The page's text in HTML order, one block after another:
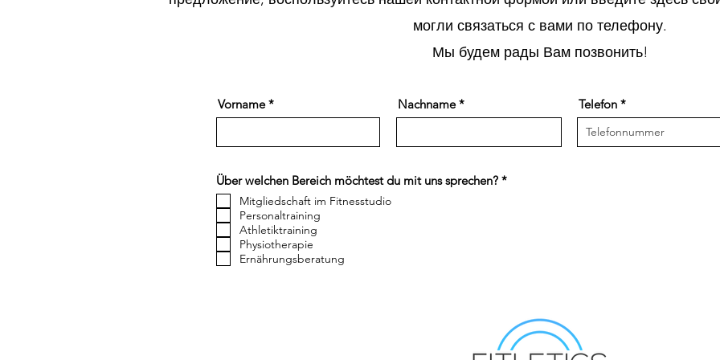
могли связаться с вами по телефону.
Мы будем рады Вам позвонить!
Vorname Nachname
Telefon
Über welchen Bereich möchtest du mit uns sprechen? *О
Mitgliedschaft im Fitnesstudio
Personaltraining
Athletiktraining
Physiotherapie
Ernährungsberatung